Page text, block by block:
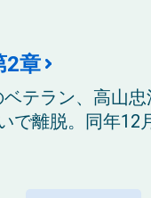
2章
テラン、高山
で離脱。同年12